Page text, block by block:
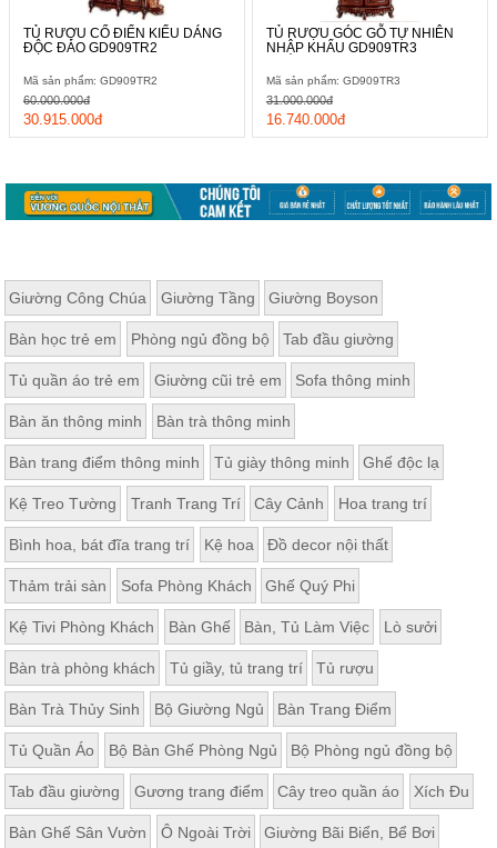
TỦ RƯỢU CỔ ĐIỂN KIỂU DÁNG
ĐỘC ĐÁO GD909TR2
Mã sản phẩm: GD909TR2
30.915.000đ
60.000.000đ
TỦ RƯỢU GÓC GỖ TỰ NHIÊN
NHẬP KHẨU GD909TR3
Mã sản phẩm: GD909TR3
16.740.000đ
31.000.000đ
Giường Công Chúa Giường Tầng Giường Boyson
Bàn học trẻ em Phòng ngủ đồng bộ Tab đầu giường
Tủ quần áo trẻ em Giường cũi trẻ em Sofa thông minh
Bàn ăn thông minh Bàn trà thông minh
Bàn trang điểm thông minh Tủ giày thông minh Ghế độc lạ
Kệ Treo Tường Tranh Trang Trí Cây Cảnh Hoa trang trí
Bình hoa, bát đĩa trang trí Kệ hoa Đồ decor nội thất
Thảm trải sàn Sofa Phòng Khách Ghế Quý Phi
Kệ Tivi Phòng Khách Bàn Ghế Bàn, Tủ Làm Việc Lò sưởi
Bàn trà phòng khách Tủ giầy, tủ trang trí Tủ rượu
Bàn Trà Thủy Sinh Bộ Giường Ngủ Bàn Trang Điểm
Tủ Quần Áo Bộ Bàn Ghế Phòng Ngủ Bộ Phòng ngủ đồng bộ
Tab đầu giường Gương trang điểm Cây treo quần áo Xích Đu
Bàn Ghế Sân Vườn Ô Ngoài Trời Giường Bãi Biển, Bể Bơi